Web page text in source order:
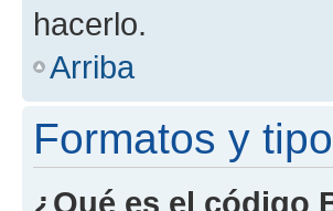
hacerlo.
Arriba
Formatos y
¿Qué es el código